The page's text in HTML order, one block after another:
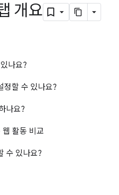
개요
나요?
정할 수 있나요?
나요?
활동 비교
수 있나요?